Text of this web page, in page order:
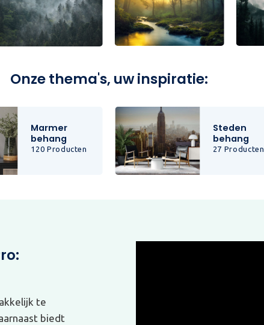
Onze thema's, uw inspiratie:
Marmer
behang
120 Producten
Steden
behang
27 Producten
te
biedt